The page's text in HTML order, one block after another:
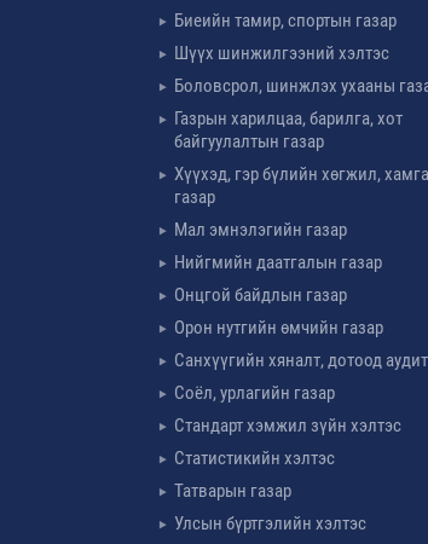
Биеийн тамир, спортын газар
Шүүх шинжилгээний хэлтэс
Боловсрол, шинжлэх ухааны
Газрын харилцаа, барилга, хот
байгуулалтын газар
Хүүхэд, гэр бүлийн хөгжил,
газар
Мал эмнэлэгийн газар
Нийгмийн даатгалын газар
Онцгой байдлын газар
Орон нутгийн өмчийн газар
Санхүүгийн хяналт, дотоод
Соёл, урлагийн газар
Стандарт хэмжил зүйн хэлтэс
Статистикийн хэлтэс
Татварын газар
Улсын бүртгэлийн хэлтэс